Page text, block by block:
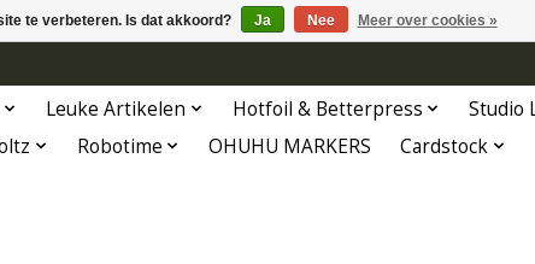
Leuke Artikelen Hotfoil & Betterpress Studio
Robotime OHUHU MARKERS Cardstock
te verbeteren. Is dat akkoord? Ja Nee Meer over cookies »